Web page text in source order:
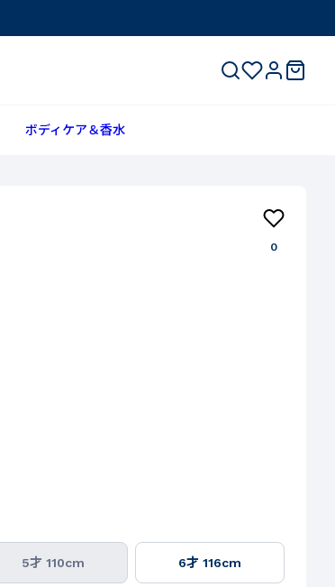
ボディケア＆香水
0
5才 110cm 6才 116cm